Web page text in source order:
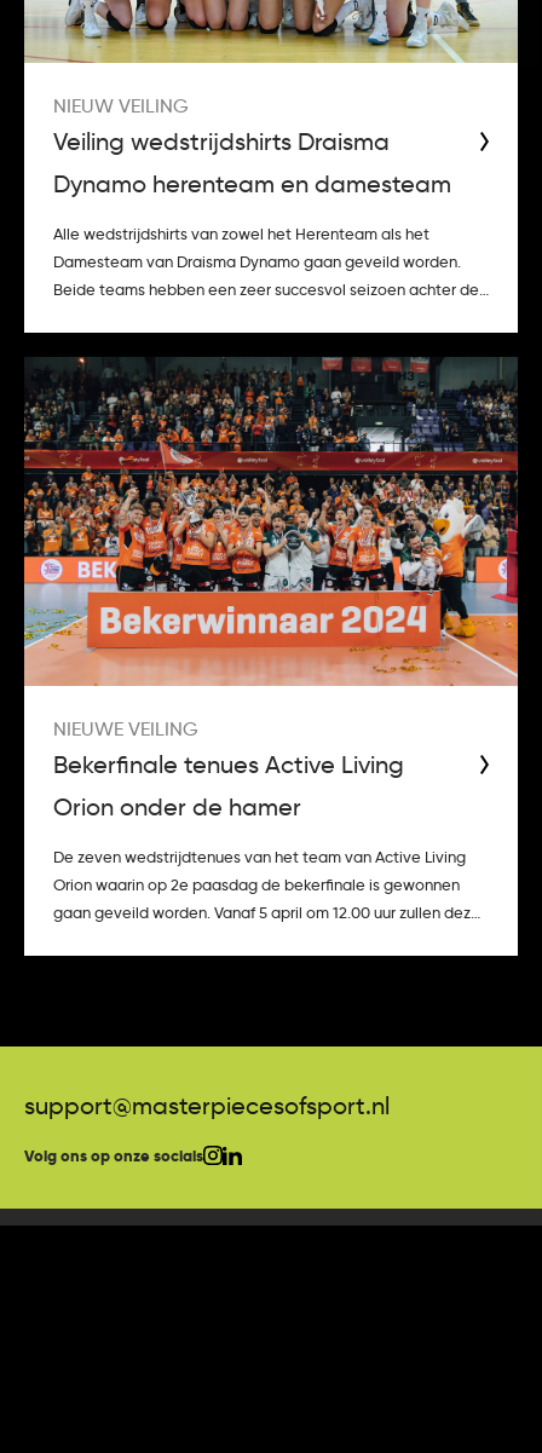
NIEUW VEILING
Veiling wedstrijdshirts Draisma
Dynamo herenteam en damesteam
Alle wedstrijdshirts van zowel het Herenteam als het
Damesteam van Draisma Dynamo gaan geveild worden.
Beide teams hebben een zeer succesvol seizoen achter de
NIEUWE VEILING
Bekerfinale tenues Active Living
Orion onder de hamer
De zeven wedstrijdtenues van het team van Active Living
Orion waarin op 2e paasdag de bekerfinale is gewonnen
gaan geveild worden. Vanaf 5 april om 12.00 uur zullen deze
support@masterpiecesofsport.nl
Volg ons op onze socials